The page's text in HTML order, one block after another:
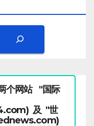
个网站 "国际
及 "世